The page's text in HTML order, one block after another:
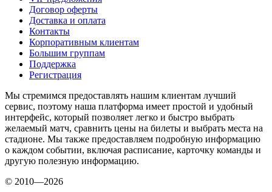
Договор оферты
Доставка и оплата
Контакты
Корпоративным клиентам
Большим группам
Поддержка
Регистрация
Мы стремимся предоставлять нашим клиентам лучший
сервис, поэтому наша платформа имеет простой и удобный
интерфейс, который позволяет легко и быстро выбрать
желаемый матч, сравнить цены на билеты и выбрать места на
стадионе. Мы также предоставляем подробную информацию
о каждом событии, включая расписание, карточку команды и
другую полезную информацию.
© 2010—2026